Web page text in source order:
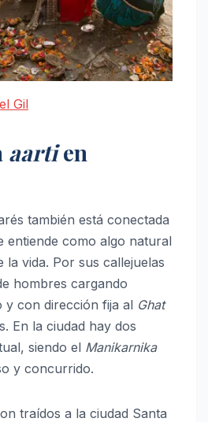
Gil
aartien
también está conectada
entiende como algo natural
la vida. Por sus callejuelas
hombres cargando
y con dirección fija al Ghat
En la ciudad hay dos
siendo el Manikarnika
y concurrido.
traídos a la ciudad Santa